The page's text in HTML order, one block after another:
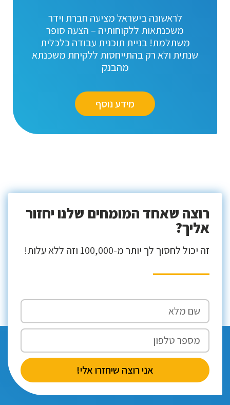
לראשונה בישראל מציעה חברת וידר
משכנתאות ללקוחותיה – הצעה סופר
משתלמת! בניית תוכנית עבודה כלכלית
שנתית ולא רק בהתייחסות ללקיחת משכנתא
מהבנק
מידע נוסף
רוצה שאחד המומחים שלנו יחזור
אליך?
זה יכול לחסוך לך יותר מ-100,000 וזה ללא עלות!
אני רוצה שיחזרו אלי!